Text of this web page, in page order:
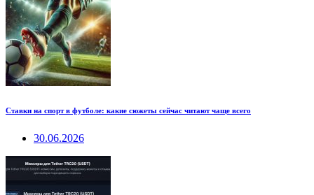
Ставки на спорт в футболе: какие сюжеты сейчас читают чаще всего
30.06.2026